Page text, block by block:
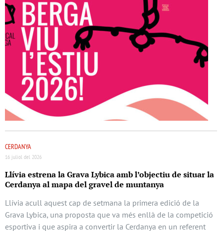
CERDANYA
16 juliol del 2026
Llívia estrena la Grava Lybica amb l’objectiu de situar la
Cerdanya al mapa del gravel de muntanya
Llívia acull aquest cap de setmana la primera edició de la
Grava Lybica, una proposta que va més enllà de la competició
esportiva i que aspira a convertir la Cerdanya en un referent